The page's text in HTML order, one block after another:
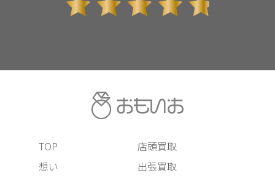
TOP
想い
店頭買取
出張買取